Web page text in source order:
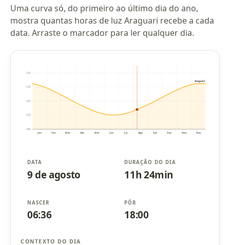
Uma curva só, do primeiro ao último dia do ano,
mostra quantas horas de luz Araguari recebe a cada
data. Arraste o marcador para ler qualquer dia.
10h
11h
12h
13h
14h
Jan Fev Mar Abr Mai Jun Jul Ago Set Out Nov Dez
Araguari
DATA
9 de agosto
DURAÇÃO DO DIA
11h 24min
NASCER
06:36
PÔR
18:00
CONTEXTO DO DIA